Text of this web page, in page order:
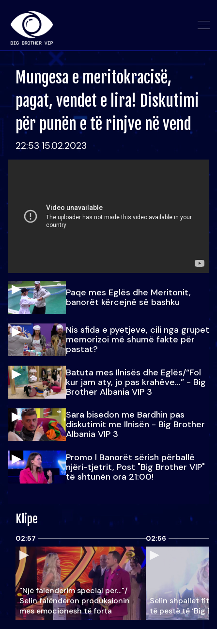
Mungesa e meritokracisë,
pagat, vendet e lira! Diskutimi
për punën e të rinjve në vend
22:53 15.02.2023
Paqe mes Eglës dhe Meritonit,
banorët kërcejnë së bashku
Nis sfida e pyetjeve, cili nga grupet
memorizoi më shumë fakte për
pastat?
Batuta mes Ilnisës dhe Eglës/“Fol
kur jam aty, jo pas krahëve…” - Big
Brother Albania VIP 3
Sara bisedon me Bardhin pas
diskutimit me Ilnisën - Big Brother
Albania VIP 3
Promo l Banorët sërish përballë
njëri-tjetrit, Post "Big Brother VIP"
të shtunën ora 21:00!
Klipe
02:57
"Një falenderim special për…"/
Selin falënderon produksionin
mes emocionesh të forta
02:56
Selin shpallet
të pestë të ‘Big